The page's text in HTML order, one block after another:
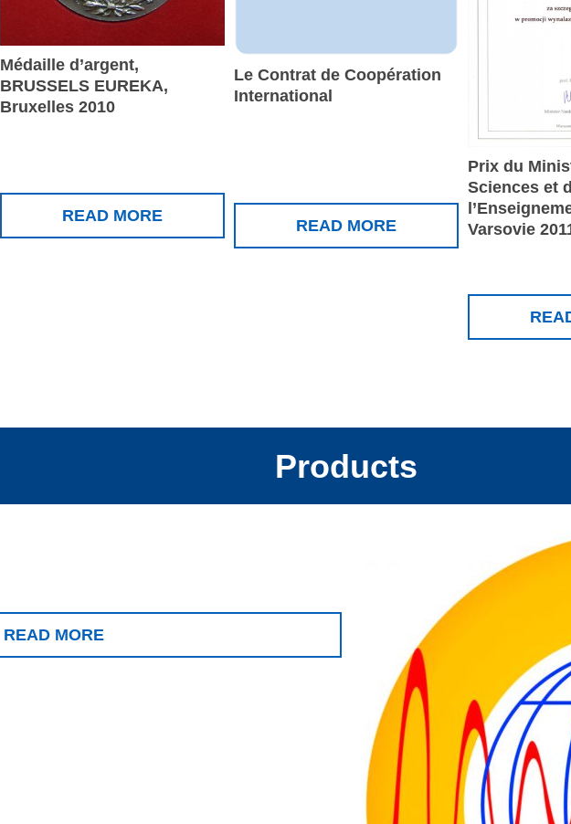
Médaille d’argent,
BRUSSELS EUREKA,
Bruxelles 2010
READ MORE
Le Contrat de Coopération
International
READ MORE
Prix du
Sciences et
Varsovie
Products
READ MORE